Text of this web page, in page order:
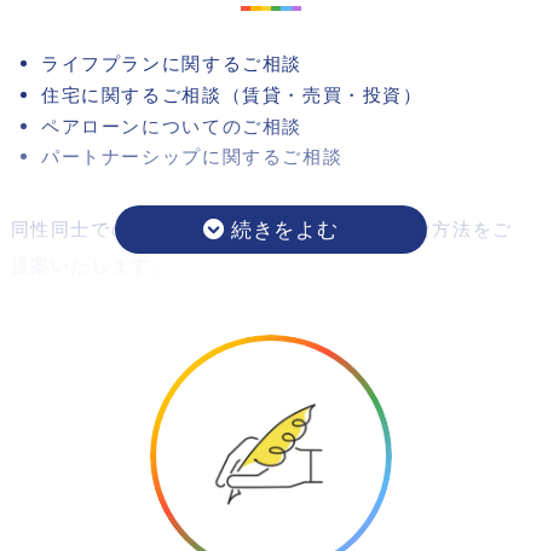
ライフプランに関するご相談
住宅に関するご相談（賃貸・売買・投資）
ペアローンについてのご相談
パートナーシップに関するご相談
同性同士での賃貸や、住宅購入全般のベストな方法をご
パートナーシップを組んでペアローンで住宅購入がした
将来や老後のために、できる準備をしておきたい。
もしもの時のために、パートナーが困らないように資産
を手に入れたいなど住宅に関する様々なご相談を承って